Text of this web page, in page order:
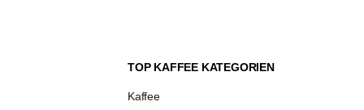
TOP KAFFEE KATEGORIEN
Kaffee